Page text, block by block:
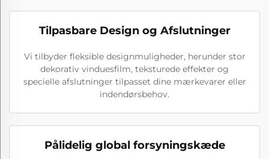
Tilpasbare Design og Afslutninger
Vi tilbyder fleksible designmuligheder, herunder stor
dekorativ vinduesfilm, teksturede effekter og
specielle afslutninger tilpasset dine mærkevarer eller
indendørsbehov.
Pålidelig global forsyningskæde